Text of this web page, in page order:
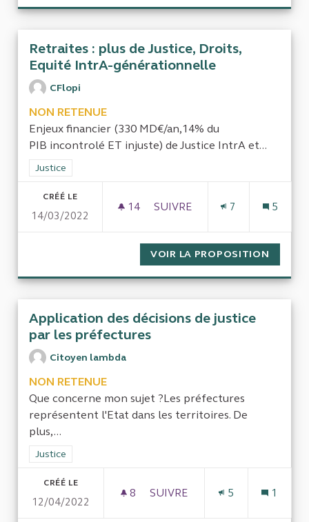
Retraites : plus de Justice, Droits,
Equité IntrA-générationnelle
CFlopi
NON RETENUE
Enjeux financier (330 MD€/an,14% du
PIB incontrolé ET injuste) de Justice IntrA et...
Filtrer les résultats de la catégorie : Justice
Justice
CRÉÉ LE
14/03/2022
14 14 ABONNÉS
SUIVRE 7 5
VOIR LA PROPOSITION
Application des décisions de justice
par les préfectures
Citoyen lambda
NON RETENUE
Que concerne mon sujet ?Les préfectures
représentent l'Etat dans les territoires. De
plus,...
Filtrer les résultats de la catégorie : Justice
Justice
CRÉÉ LE
12/04/2022
8 8 ABONNÉS
SUIVRE
5 1